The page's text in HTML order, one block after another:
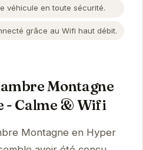
véhicule en toute sécurité.
grâce au Wifi haut débit.
Montagne
- Calme & Wifi
Montagne en Hyper